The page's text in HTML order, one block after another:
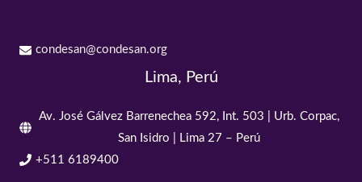
condesan@condesan.org
Lima, Perú
Av. José Gálvez Barrenechea 592, Int. 503 | Urb. Corpac,
San Isidro | Lima 27 – Perú
+511 6189400